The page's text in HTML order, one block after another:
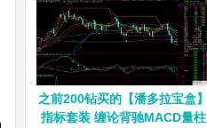
之前200钻买的【潘多拉宝盒】
指标套装 缠论背驰MACD量柱